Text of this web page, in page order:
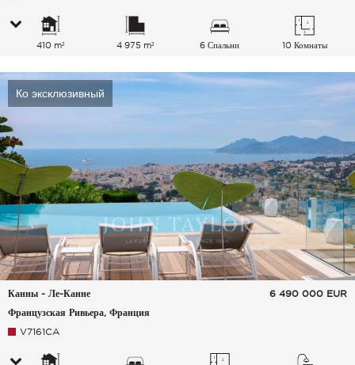
410 m² 4 975 m² 6 Спальни 10 Комнаты
Ко эксклюзивный
Канны - Ле-Канне
Французская Ривьера, Франция
6 490 000 EUR
V7161CA